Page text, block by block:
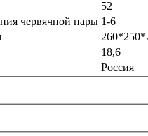
52
червячной пары 1-6
18,6
Россия